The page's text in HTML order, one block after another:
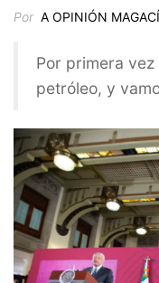
Por A OPINIÓN
Por primera
petróleo, y